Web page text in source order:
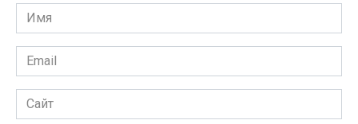
Имя
*
Email
*
Сайт